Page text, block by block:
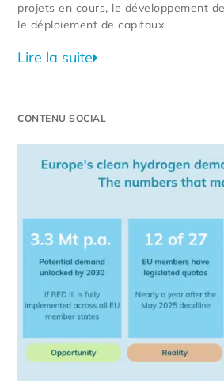
projets en cours, le développement
le déploiement de capitaux.
Lire la suite
CONTENU SOCIAL